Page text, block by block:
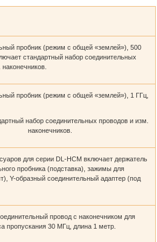
пробник (режим с общей «землей»), 500
стандартный набор соединительных
пробник (режим с общей «землей»), 1 ГГц,
набор соединительных проводов и изм.
наконечников.
для серии DL-HCM включает держатель
пробника (подставка), зажимы для
Y-образный соединительный адаптер (под
провод с наконечником для
пропускания 30 МГц, длина 1 метр.